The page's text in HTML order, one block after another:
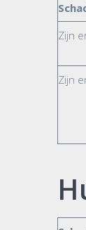
Zijn
Zijn